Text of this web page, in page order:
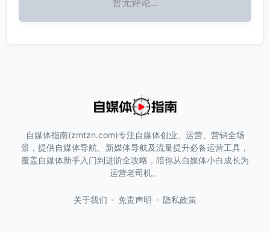
暂无评论...
自媒体指南(zmtzn.com)专注自媒体创业、运营、营销全场
景，提供自媒体导航、新媒体导航及流量提升必备运营工具，
覆盖自媒体新手入门到进阶全攻略，陪你从自媒体小白成长为
运营老司机。
关于我们 免责声明 隐私政策